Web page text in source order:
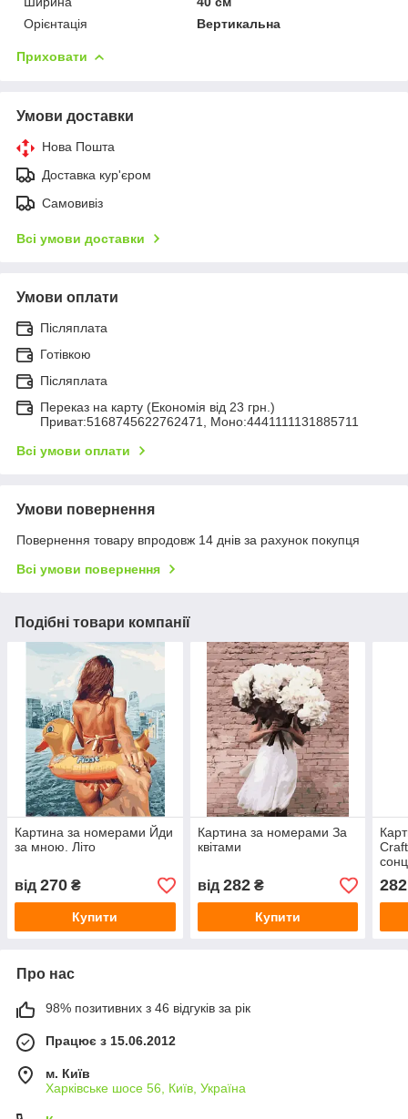
Орієнтація
Вертикальна
Приховати
Умови доставки
Нова Пошта
Доставка кур'єром
Самовивіз
Всі умови доставки
Умови оплати
Післяплата
Готівкою
Післяплата
Переказ на карту (Економія від 23 грн.)
Приват:5168745622762471, Моно:4441111131885711
Всі умови оплати
Умови повернення
Повернення товару впродовж 14 днів за рахунок покупця
Всі умови повернення
Подібні товари компанії
Картина за номерами Йди
за мною. Літо
від 270 ₴
Купити
Картина за номерами За
квітами
від 282₴
Купити
282
Про нас
98% позитивних з 46 відгуків за рік
Працює з 15.06.2012
м. Київ
Харківське шосе 56, Київ, Україна